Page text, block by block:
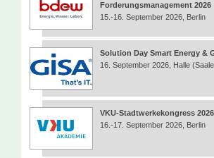
Forderungsmanagement 2026
15.-16. September 2026, Berlin
Solution Day Smart Energy &
16. September 2026, Halle
VKU-Stadtwerkekongress 2026
16.-17. September 2026, Berlin